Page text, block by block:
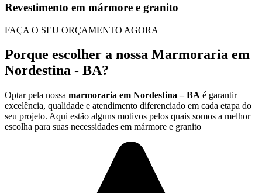
Revestimento em mármore e granito
FAÇA O SEU ORÇAMENTO AGORA
Porque escolher a nossa Marmoraria em
Nordestina - BA?
Optar pela nossa marmoraria em Nordestina – BA é garantir
excelência, qualidade e atendimento diferenciado em cada etapa do
seu projeto. Aqui estão alguns motivos pelos quais somos a melhor
escolha para suas necessidades em mármore e granito